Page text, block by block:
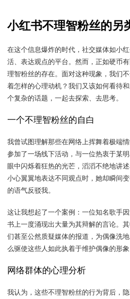
小红书不理智粉丝的另
在这个信息爆炸的时代，社交媒体如小
活、表达观点的平台。然而，正如硬币
理智粉丝的存在。面对这种现象，我们
着怎样的心理动机？我们又该如何看待
个复杂的话题，一起去探索、去思考。
一个不理智粉丝的自白
我曾试图理解那些在网络上挥舞着极端
参加了一场线下活动，与一位热衷于某
眼中闪烁着狂热的光芒，滔滔不绝地讲
小心翼翼地表达不同观点时，她却瞬间
的语气反驳我。
这让我想起了一个案例：一位知名歌手
书上一度涌现出大量为其辩解的言论。
们甚至公然质疑媒体的报道，为偶像洗
么驱使这些人如此执着于维护偶像的形象
网络群体的心理分析
我认为，这些不理智粉丝的行为背后，